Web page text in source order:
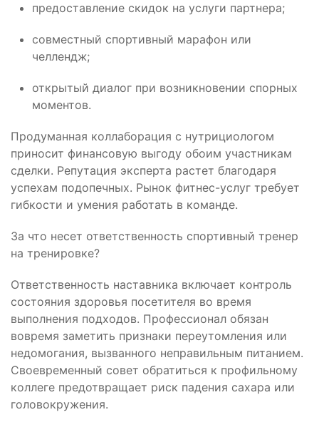
предоставление скидок на услуги партнера;
совместный спортивный марафон или
челлендж;
открытый диалог при возникновении спорных
моментов.
Продуманная коллаборация с нутрициологом
приносит финансовую выгоду обоим участникам
сделки. Репутация эксперта растет благодаря
успехам подопечных. Рынок фитнес-услуг требует
гибкости и умения работать в команде.
За что несет ответственность спортивный тренер
на тренировке?
Ответственность наставника включает контроль
состояния здоровья посетителя во время
выполнения подходов. Профессионал обязан
вовремя заметить признаки переутомления или
недомогания, вызванного неправильным питанием.
Своевременный совет обратиться к профильному
коллеге предотвращает риск падения сахара или
головокружения.